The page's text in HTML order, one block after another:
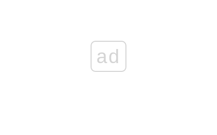
ad